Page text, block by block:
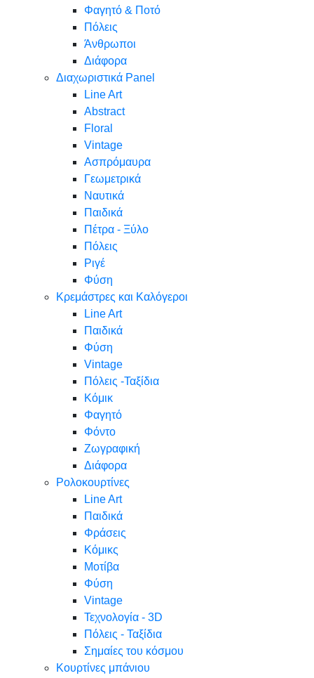
Φαγητό & Ποτό
Πόλεις
Άνθρωποι
Διάφορα
Διαχωριστικά Panel
Line Art
Abstract
Floral
Vintage
Ασπρόμαυρα
Γεωμετρικά
Ναυτικά
Παιδικά
Πέτρα - Ξύλο
Πόλεις
Ριγέ
Φύση
Κρεμάστρες και Καλόγεροι
Line Art
Παιδικά
Φύση
Vintage
Πόλεις -Ταξίδια
Κόμικ
Φαγητό
Φόντο
Ζωγραφική
Διάφορα
Ρολοκουρτίνες
Line Art
Παιδικά
Φράσεις
Κόμικς
Μοτίβα
Φύση
Vintage
Τεχνολογία - 3D
Πόλεις - Ταξίδια
Σημαίες του κόσμου
Κουρτίνες μπάνιου